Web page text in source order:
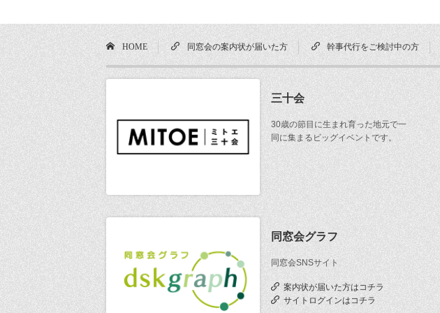
HOME 同窓会の案内状が届いた方 幹事代行をご検討中の方
三十会
30歳の節目に生まれ育った地元で一
同に集まるビッグイベントです。
同窓会グラフ
同窓会SNSサイト
案内状が届いた方はコチラ
サイトログインはコチラ